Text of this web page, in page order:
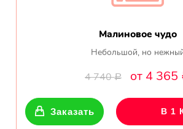
Малиновое чудо
Небольшой, но
4 740Р от 4 365
Заказать В 1